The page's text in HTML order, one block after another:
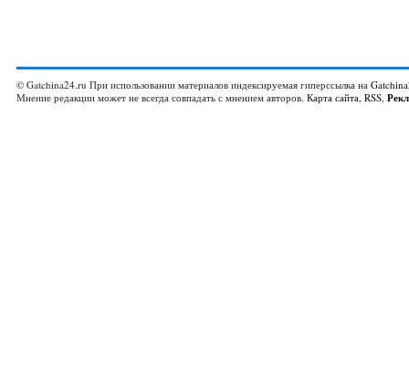
© Gatchina24.ru При использовании материалов индексируемая гиперссылка на
Мнение редакции может не всегда совпадать с мнением авторов. Карта сайта, RSS,